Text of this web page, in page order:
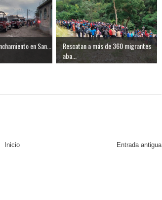
en San...
Rescatan a más de 360 migrantes
aba...
Entrada antigua
Inicio